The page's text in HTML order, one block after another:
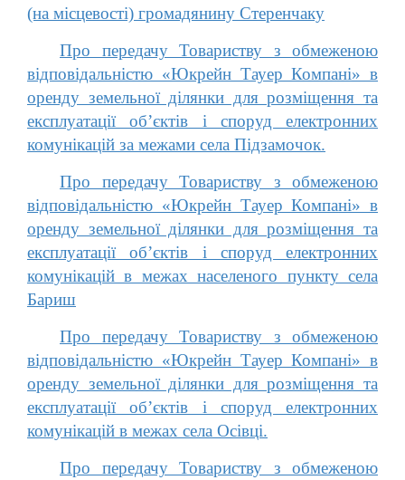
(на місцевості) громадянину Стеренчаку
Про передачу Товариству з обмеженою
відповідальністю «Юкрейн Тауер Компані» в
оренду земельної ділянки для розміщення та
експлуатації об’єктів і споруд електронних
комунікацій за межами села Підзамочок.
Про передачу Товариству з обмеженою
відповідальністю «Юкрейн Тауер Компані» в
оренду земельної ділянки для розміщення та
експлуатації об’єктів і споруд електронних
комунікацій в межах населеного пункту села
Бариш
Про передачу Товариству з обмеженою
відповідальністю «Юкрейн Тауер Компані» в
оренду земельної ділянки для розміщення та
експлуатації об’єктів і споруд електронних
комунікацій в межах села Осівці.
Про передачу Товариству з обмеженою